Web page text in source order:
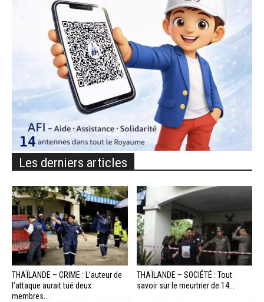
Les derniers articles
THAÏLANDE – CRIME : L’auteur de
l’attaque aurait tué deux
membres...
THAÏLANDE – SOCIÉTÉ : Tout
savoir sur le meurtrier de 14...